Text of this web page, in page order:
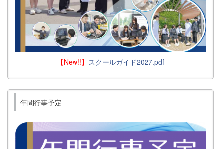
【New!!】 スクールガイド2027.pdf
年間行事予定